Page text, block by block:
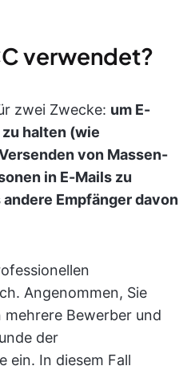
verwendet?
zwei Zwecke: um E-
halten (wie
von Massen-
in E-Mails zu
Empfänger davon
Angenommen, Sie
mehrere Bewerber und
der
ein. In diesem Fall